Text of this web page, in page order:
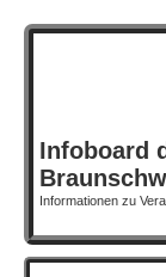
Infoboard
Informationen zu